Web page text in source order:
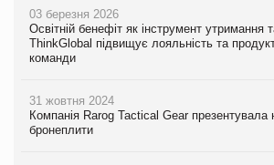
03 березня 2026
Освітній бенефіт як інструмент утримання
ThinkGlobal підвищує лояльність та
команди
31 жовтня 2024
Компанія Rarog Tactical Gear презентувала
бронеплити